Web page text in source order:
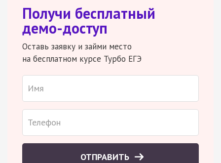
Получи бесплатный
демо-доступ
Оставь заявку и займи место
на бесплатном курсе Турбо ЕГЭ
ОТПРАВИТЬ